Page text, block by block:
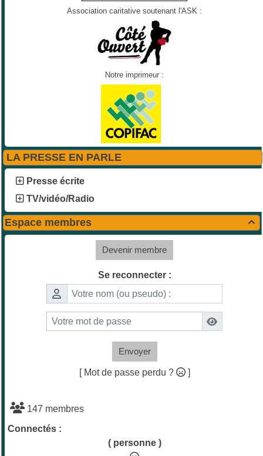
Association caritative soutenant l'ASK :
Notre imprimeur :
LA PRESSE EN PARLE
Presse écrite
TV/vidéo/Radio

Espace membres
Devenir membre
Se reconnecter :
Envoyer
[ Mot de passe perdu ? ]
147 membres
Connectés :
( personne )